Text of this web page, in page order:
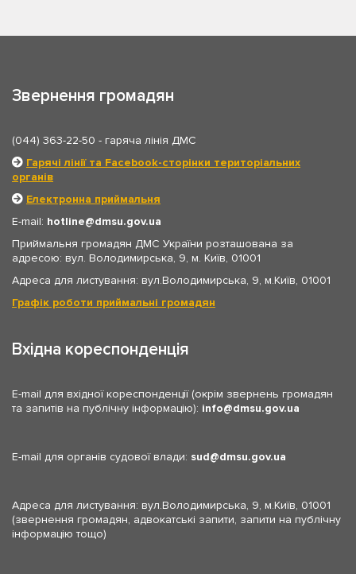
Звернення громадян
(044) 363-22-50 - гаряча лінія ДМС
Гарячі лінії та Facebook-сторінки територіальних
органів
Електронна приймальня
E-mail: hotline
dmsu.gov.ua
Приймальня громадян ДМС України розташована за
адресою: вул. Володимирська, 9, м. Київ, 01001
Адреса для листування: вул.Володимирська, 9, м.Київ, 01001
Графік роботи приймальні громадян
Вхідна кореспонденція
E-mail для вхідної кореспонденції (окрім звернень громадян
та запитів на публічну інформацію): info dmsu.gov.ua
E-mail для органів судової влади: sud dmsu.gov.ua
Адреса для листування: вул.Володимирська, 9, м.Київ, 01001
(звернення громадян, адвокатські запити, запити на публічну
інформацію тощо)